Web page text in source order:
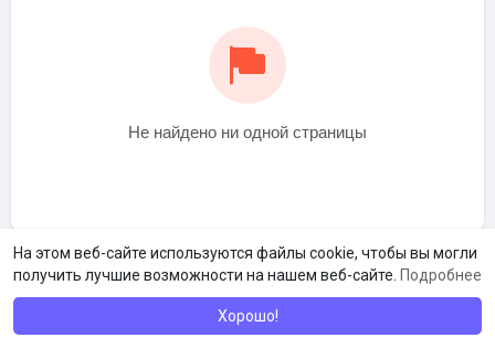
На этом веб-сайте используются файлы cookie, чтобы вы могли
получить лучшие возможности на нашем веб-сайте. Подробнее
Хорошо!
Не найдено ни одной страницы